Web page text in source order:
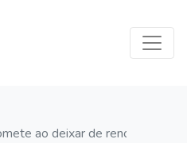
ao deixar de renovar seu